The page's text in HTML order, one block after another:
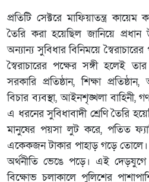
প্রতিটি সেক্টরে মাফিয়াতন্ত্র
তৈরি করা হয়েছিল জানিয়ে প্রধান
অন্যান্য সুবিধার বিনিময়ে
স্বৈরাচারের পক্ষের সঙ্গী হলেই
সরকারি প্রতিষ্ঠান, শিক্ষা
বিচার ব্যবস্থা, আইনশৃঙ্খলা বাহিনী,
এ ধরনের সুবিধাবাদী শ্রেণি তৈরি
মানুষের পয়সা লুট করে, পতিত
একেকজন টাকার পাহাড় গড়ে তোলে।
অর্থনীতি ভেঙে পড়ে। এই দেড়যুগে
বিক্ষোভ চলাকালে পুলিশের